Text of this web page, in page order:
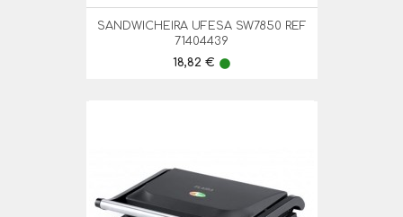
SANDWICHEIRA UFESA SW7850 REF
71404439
Preço
18,82 € lens